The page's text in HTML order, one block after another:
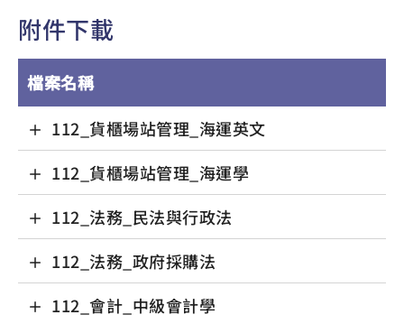
附件下載
檔案名稱
112_貨櫃場站管理_海運英文
112_貨櫃場站管理_海運學
112_法務_民法與行政法
112_法務_政府採購法
112_會計_中級會計學